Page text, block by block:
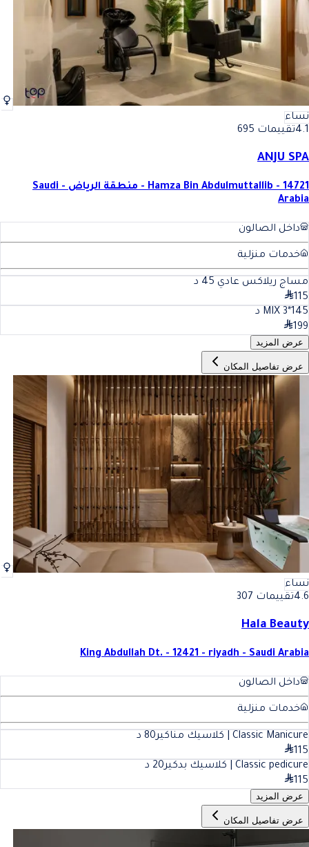
نساء
4.1تقييمات 695
ANJU SPA
Hamza Bin Abdulmuttallib - 14721 - منطقة الرياض - Saudi
Arabia
داخل الصالون
خدمات منزلية
مساج ريلاكس عادي 45 د
115
MIX 3*145
د
199
عرض المزيد
عرض تفاصيل المكان
نساء
4.6تقييمات 307
Hala Beauty
King Abdullah Dt. - 12421 - riyadh - Saudi Arabia
داخل الصالون
خدمات منزلية
Classic Manicure | كلاسيك مناكير 80 د
115
Classic pedicure | كلاسيك بدكير
20 د
115
عرض المزيد
عرض تفاصيل المكان